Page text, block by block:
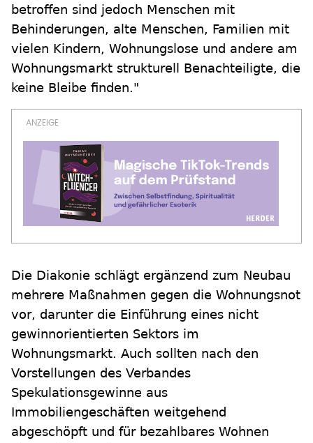
betroffen sind jedoch Menschen mit
Behinderungen, alte Menschen, Familien mit
vielen Kindern, Wohnungslose und andere am
Wohnungsmarkt strukturell Benachteiligte, die
keine Bleibe finden."
Die Diakonie schlägt ergänzend zum Neubau
mehrere Maßnahmen gegen die Wohnungsnot
vor, darunter die Einführung eines nicht
gewinnorientierten Sektors im
Wohnungsmarkt. Auch sollten nach den
Vorstellungen des Verbandes
Spekulationsgewinne aus
Immobiliengeschäften weitgehend
abgeschöpft und für bezahlbares Wohnen